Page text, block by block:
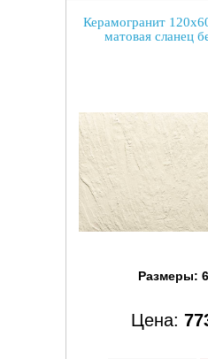
Керамогранит
матовая сланец
Размеры:
Цена: